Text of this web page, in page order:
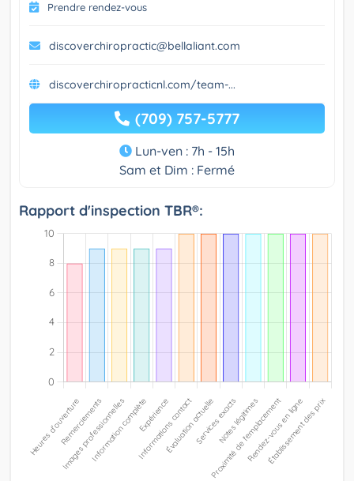
Prendre rendez-vous
discoverchiropractic@bellaliant.com
discoverchiropracticnl.com/team-...
(709) 757-5777
Lun-ven : 7h - 15h
Sam et Dim : Fermé
Rapport d'inspection TBR®: